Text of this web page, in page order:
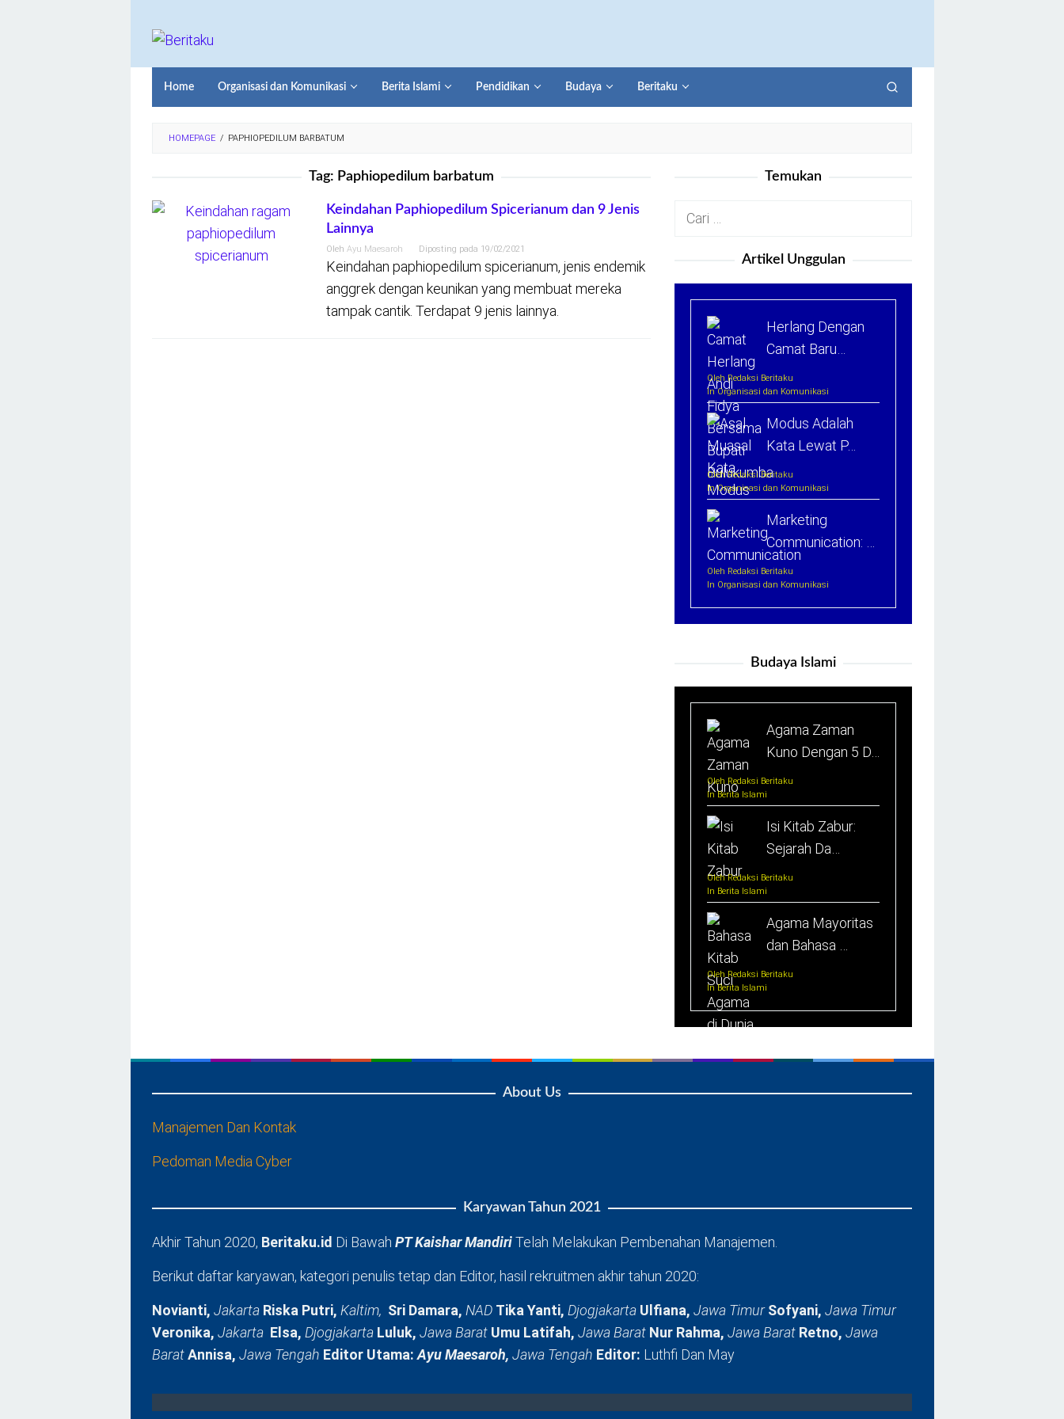
Home Organisasi dan Komunikasi Berita Islami Pendidikan Budaya Beritaku
HOMEPAGE / PAPHIOPEDILUM BARBATUM
Tag: Paphiopedilum barbatum
Keindahan Paphiopedilum Spicerianum dan 9 Jenis
Lainnya
Oleh Ayu Maesaroh Diposting pada 19/02/2021
Keindahan paphiopedilum spicerianum, jenis endemik
anggrek dengan keunikan yang membuat mereka
tampak cantik. Terdapat 9 jenis lainnya.
Temukan
Cari
Artikel Unggulan
Herlang Dengan
Camat Baru…
Oleh Redaksi Beritaku
In Organisasi dan Komunikasi
Modus Adalah
Kata Lewat P…
Oleh Redaksi Beritaku
In Organisasi dan Komunikasi
Marketing
Communication: …
Oleh Redaksi Beritaku
In Organisasi dan Komunikasi
Budaya Islami
Agama Zaman
Kuno Dengan 5 D…
Oleh Redaksi Beritaku
In Berita Islami
Isi Kitab Zabur:
Sejarah Da…
Oleh Redaksi Beritaku
In Berita Islami
Agama Mayoritas
dan Bahasa …
Oleh Redaksi Beritaku
In Berita Islami
About Us
Manajemen Dan Kontak
Pedoman Media Cyber
Karyawan Tahun 2021
Akhir Tahun 2020, Beritaku.id Di Bawah PT Kaishar MandiriTelah Melakukan Pembenahan Manajemen.
Berikut daftar karyawan, kategori penulis tetap dan Editor, hasil rekruitmen akhir tahun 2020:
Novianti, Jakarta Riska Putri, Kaltim, Sri Damara, NAD Tika Yanti, Djogjakarta Ulfiana, Jawa TimurSofyani, Jawa Timur
Veronika, Jakarta Elsa, Djogjakarta Luluk, Jawa Barat Umu Latifah, Jawa Barat Nur Rahma, Jawa Barat Retno, Jawa
BaratAnnisa, Jawa Tengah Editor Utama:Ayu Maesaroh, Jawa Tengah Editor: Luthfi Dan May